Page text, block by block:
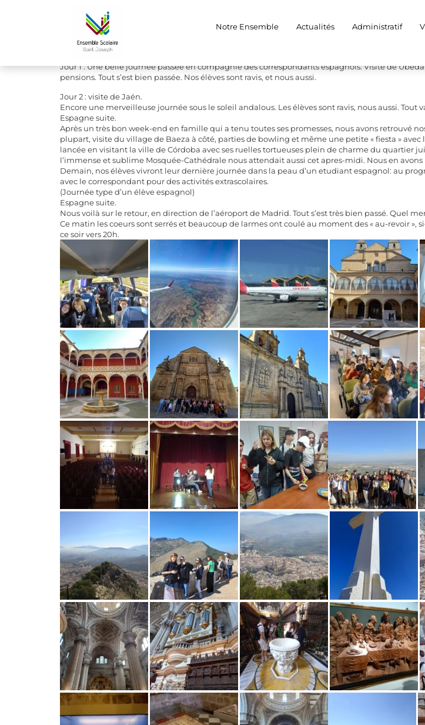
Notre Ensemble Actualités Administratif
Voyage en Espagne
Quelques images du voyage en Espagne de nos lycéens..
Jour 1 : Une belle journée passée en compagnie des correspondants espagnols. Visite de
pensions. Tout s’est bien passée. Nos élèves sont ravis, et nous aussi.
Jour 2 : visite de Jaén.
Encore une merveilleuse journée sous le soleil andalous. Les élèves sont ravis, nous aussi.
Espagne suite.
Après un très bon week-end en famille qui a tenu toutes ses promesses, nous avons retrouvé
plupart, visite du village de Baeza à côté, parties de bowling et même une petite « fiesta »
lancée en visitant la ville de Córdoba avec ses ruelles tortueuses plein de charme du quartier
l’immense et sublime Mosquée-Cathédrale nous attendait aussi cet apres-midi. Nous en avons
Demain, nos élèves vivront leur dernière journée dans la peau d’un etudiant espagnol: au
avec le correspondant pour des activités extrascolaires.
(Journée type d’un élève espagnol)
Espagne suite.
Nous voilà sur le retour, en direction de l’aéroport de Madrid. Tout s’est très bien passé. Quel
Ce matin les coeurs sont serrés et beaucoup de larmes ont coulé au moment des « au-revoir
ce soir vers 20h.